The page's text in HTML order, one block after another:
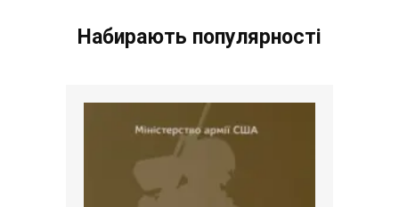
Набирають популярності